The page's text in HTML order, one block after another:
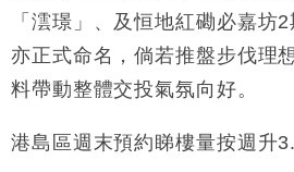
15:11
財經｜韓股反覆波動收跌
13:44
差達1125億美元
12:44
日圓干預創新高
「澐璟」、及恒地紅磡必嘉坊2
亦正式命名，倘若推盤步伐理
料帶動整體交投氣氛向好。
港島區週末預約睇樓量按週升